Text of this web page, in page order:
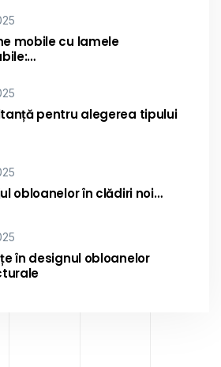
mobile cu lamele
pentru alegerea tipului
obloanelor în clădiri noi…
în designul obloanelor